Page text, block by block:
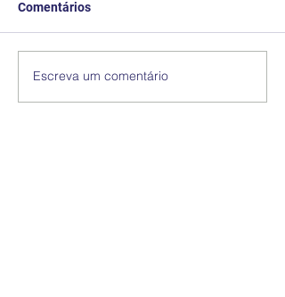
Comentários
Escreva um comentário